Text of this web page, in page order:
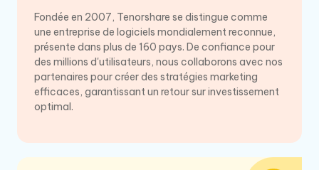
Fondée en 2007, Tenorshare se distingue comme
une entreprise de logiciels mondialement reconnue,
présente dans plus de 160 pays. De confiance pour
des millions d'utilisateurs, nous collaborons avec nos
partenaires pour créer des stratégies marketing
efficaces, garantissant un retour sur investissement
optimal.